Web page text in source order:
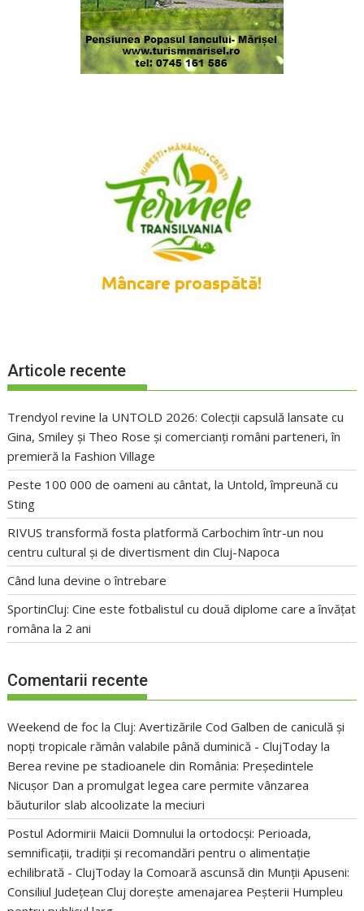
Articole recente
Trendyol revine la UNTOLD 2026: Colecții capsulă lansate cu
Gina, Smiley și Theo Rose și comercianți români parteneri, în
premieră la Fashion Village
Peste 100 000 de oameni au cântat, la Untold, împreună cu
Sting
RIVUS transformă fosta platformă Carbochim într-un nou
centru cultural și de divertisment din Cluj-Napoca
Când luna devine o întrebare
SportinCluj: Cine este fotbalistul cu două diplome care a învățat
româna la 2 ani
Comentarii recente
Weekend de foc la Cluj: Avertizările Cod Galben de caniculă și
nopți tropicale rămân valabile până duminică - ClujToday la
Berea revine pe stadioanele din România: Președintele
Nicușor Dan a promulgat legea care permite vânzarea
băuturilor slab alcoolizate la meciuri
Postul Adormirii Maicii Domnului la ortodocși: Perioada,
semnificații, tradiții și recomandări pentru o alimentație
echilibrată - ClujToday laComoară ascunsă din Munții Apuseni:
Consiliul Județean Cluj dorește amenajarea Peșterii Humpleu